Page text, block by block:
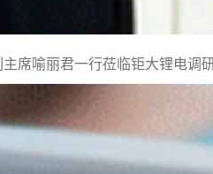
席喻丽君一行莅临钜大锂电调